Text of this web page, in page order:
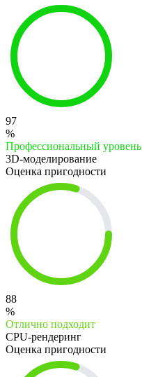
97
%
Профессиональный уровень
3D-моделирование
Оценка пригодности
88
%
Отлично подходит
CPU-рендеринг
Оценка пригодности